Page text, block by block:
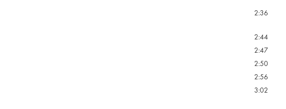
2:36
2:44
2:47
2:50
2:56
3:02